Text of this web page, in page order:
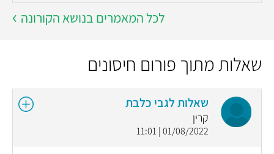
לכל המאמרים בנושא הקורונה
שאלות מתוך פורום חיסונים
שאלות לגבי כלבת
קרין
01/08/2022 | 11:01